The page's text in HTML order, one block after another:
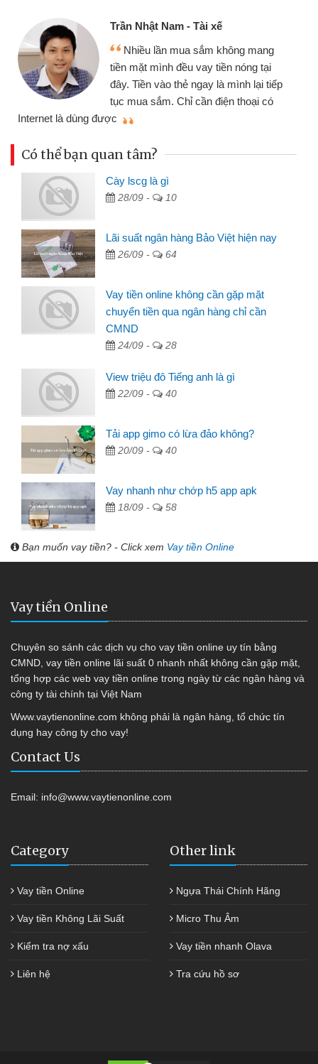
Trần Nhật Nam - Tài xế
Nhiều lần mua sắm không mang
tiền mặt mình đều vay tiền nóng tại
đây. Tiền vào thẻ ngay là mình lại tiếp
tục mua sắm. Chỉ cần điện thoại có
Internet là dùng được
Có thể bạn quan tâm?
Cày lscg là gì
28/09 - 10
Lãi suất ngân hàng Bảo Việt hiện nay
26/09 - 64
Vay tiền online không cần gặp mặt
chuyển tiền qua ngân hàng chỉ cần
CMND
24/09 - 28
View triệu đô Tiếng anh là gì
22/09 - 40
Tải app gimo có lừa đảo không?
20/09 - 40
Vay nhanh như chớp h5 app apk
18/09 - 58
Bạn muốn vay tiền? - Click xem Vay tiền Online
Vay tiền Online
Chuyên so sánh các dịch vụ cho vay tiền online uy tín bằng
CMND, vay tiền online lãi suất 0 nhanh nhất không cần gặp mặt,
tổng hợp các web vay tiền online trong ngày từ các ngân hàng và
công ty tài chính tại Việt Nam
Www.vaytienonline.com không phải là ngân hàng, tổ chức tín
dụng hay công ty cho vay!
Contact Us
Email: info@www.vaytienonline.com
Category
Vay tiền Online
Vay tiền Không Lãi Suất
Kiểm tra nợ xấu
Liên hệ
Other link
Ngựa Thái Chính Hãng
Micro Thu Âm
Vay tiền nhanh Olava
Tra cứu hồ sơ